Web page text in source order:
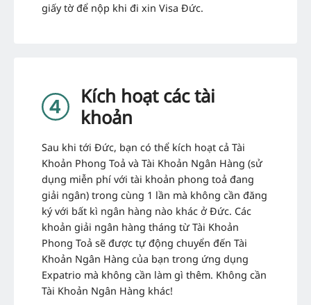
giấy tờ để nộp khi đi xin Visa Đức.
Kích hoạt các tài
khoản
Sau khi tới Đức, bạn có thể kích hoạt cả Tài
Khoản Phong Toả và Tài Khoản Ngân Hàng (sử
dụng miễn phí với tài khoản phong toả đang
giải ngân) trong cùng 1 lần mà không cần đăng
ký với bất kì ngân hàng nào khác ở Đức. Các
khoản giải ngân hàng tháng từ Tài Khoản
Phong Toả sẽ được tự động chuyển đến Tài
Khoản Ngân Hàng của bạn trong ứng dụng
Expatrio mà không cần làm gì thêm. Không cần
Tài Khoản Ngân Hàng khác!